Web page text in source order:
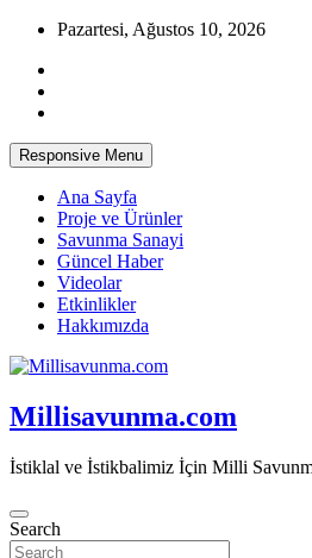
Skip
content
Pazartesi, Ağustos 10, 2026
Responsive Menu
Ana Sayfa
Proje ve Ürünler
Savunma Sanayi
Güncel Haber
Videolar
Etkinlikler
Hakkımızda
Millisavunma.com
İstiklal ve İstikbalimiz İçin Milli
Search